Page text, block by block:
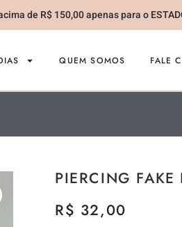
de R$ 150,00 apenas para o
QUEM SOMOS FALE
PIERCING
R$ 32,00